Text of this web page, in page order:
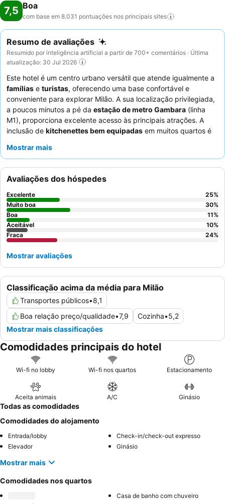
7,5 Boa
com base em 8.031 pontuações nos principais sites
Resumo de avaliações
Resumido por inteligência artificial a partir de 700+ comentários · Última
atualização: 30 Jul 2026
Este hotel é um centro urbano versátil que atende igualmente a
famílias e turistas, oferecendo uma base confortável e
conveniente para explorar Milão. A sua localização privilegiada,
a poucos minutos a pé da estação de metro Gambara (linha
M1), proporciona excelente acesso às principais atrações. A
inclusão de kitchenettes bem equipadas em muitos quartos é
permitindo a preparação de refeições de forma flexível e
e a prestabilidade da
uma atmosfera acolhedora. Para uma estadia mais tranquila, os
hóspedes devem considerar solicitar um quarto virado para o
lado oposto à rua devido a potenciais problemas de ruído.
Mostrar mais
Classificação acima da média para Milão
Transportes públicos•8,1
Boa relação preço/qualidade•7,9 Cozinha•5,2
Mostrar mais classificações
Avaliações dos hóspedes
Excelente 25%
Muito boa
30%
Boa
11%
Aceitável
10%
Fraca
24%
Mostrar avaliações
Comodidades principais do hotel
Wi-fi no lobby Wi-fi nos quartos Estacionamento
Aceita animais A/C Ginásio
Todas as comodidades
Comodidades do alojamento
Entrada/lobby
Check-in/check-out expresso
Elevador
Ginásio
Mostrar mais
Comodidades nos quartos
Casa de banho com chuveiro